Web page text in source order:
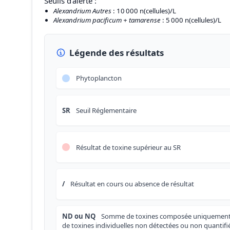
Alexandrium Autres : 10 000 n(cellules)/L
Alexandrium pacificum + tamarense : 5 000 n(cellules)/L
Légende des résultats
Phytoplancton
SR Seuil Réglementaire
Résultat de toxine supérieur au SR
/ Résultat en cours ou absence de résultat
ND ou NQ
Somme de toxines composée
de toxines individuelles non détectées ou non